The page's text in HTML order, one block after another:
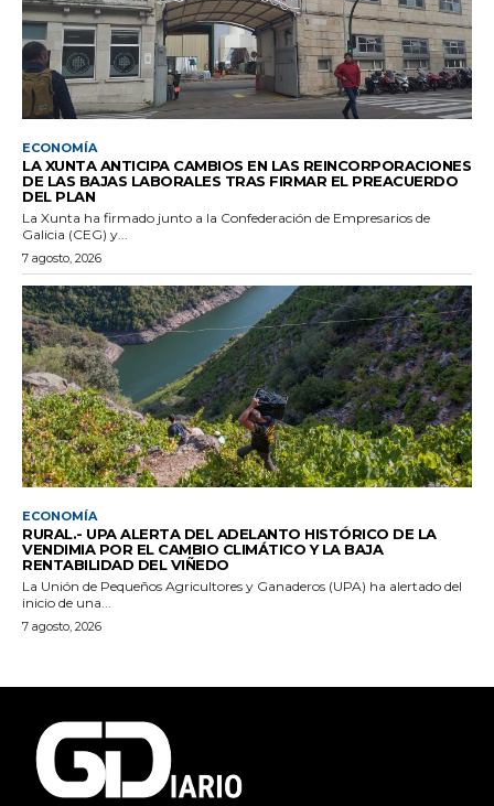
ECONOMÍA
LA XUNTA ANTICIPA CAMBIOS EN LAS REINCORPORACIONES
DE LAS BAJAS LABORALES TRAS FIRMAR EL PREACUERDO
DEL PLAN
La Xunta ha firmado junto a la Confederación de Empresarios de
Galicia (CEG) y...
7 agosto, 2026
ECONOMÍA
RURAL.- UPA ALERTA DEL ADELANTO HISTÓRICO DE LA
VENDIMIA POR EL CAMBIO CLIMÁTICO Y LA BAJA
RENTABILIDAD DEL VIÑEDO
La Unión de Pequeños Agricultores y Ganaderos (UPA) ha alertado del
inicio de una...
7 agosto, 2026